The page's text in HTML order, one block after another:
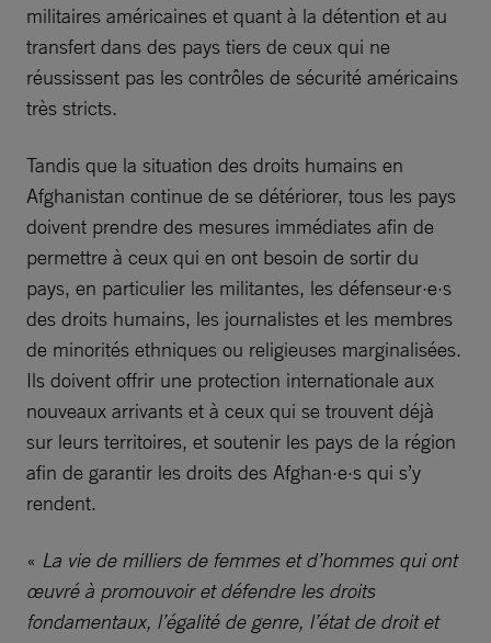
militaires américaines et quant à la détention et au
transfert dans des pays tiers de ceux qui ne
réussissent pas les contrôles de sécurité américains
très stricts.
Tandis que la situation des droits humains en
Afghanistan continue de se détériorer, tous les pays
doivent prendre des mesures immédiates afin de
permettre à ceux qui en ont besoin de sortir du
pays, en particulier les militantes, les défenseur·e·s
des droits humains, les journalistes et les membres
de minorités ethniques ou religieuses marginalisées.
Ils doivent offrir une protection internationale aux
nouveaux arrivants et à ceux qui se trouvent déjà
sur leurs territoires, et soutenir les pays de la région
afin de garantir les droits des Afghan·e·s qui s’y
rendent.
« La vie de milliers de femmes et d’hommes qui ont
œuvré à promouvoir et défendre les droits
fondamentaux, l’égalité de genre, l’état de droit et